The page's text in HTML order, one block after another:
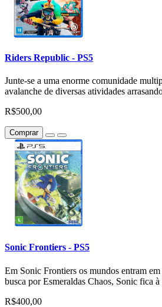
Riders Republic - PS5
Junte-se a uma enorme comunidade
avalanche de diversas atividades
R$500,00
Comprar
Sonic Frontiers - PS5
Em Sonic Frontiers os mundos entram
busca por Esmeraldas Chaos, Sonic fica
R$400,00